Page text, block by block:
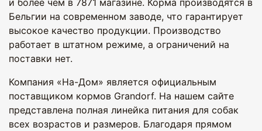
и более чем в 7871 магазине. Корма производятся в
Бельгии на современном заводе, что гарантирует
высокое качество продукции. Производство
работает в штатном режиме, а ограничений на
поставки нет.
Компания «На-Дом» является официальным
поставщиком кормов Grandorf. На нашем сайте
представлена полная линейка питания для собак
всех возрастов и размеров. Благодаря прямом